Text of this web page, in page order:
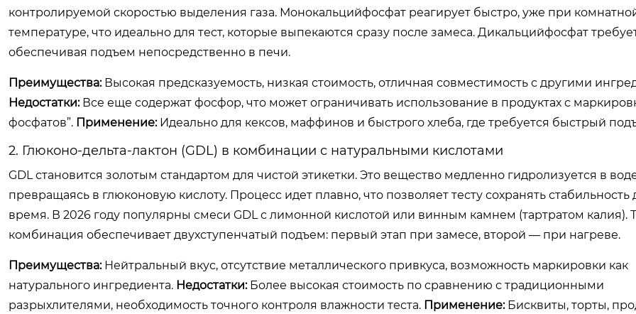
контролируемой скоростью выделения газа. Монокальцийфосфат реагирует быстро, уже при
температуре, что идеально для тест, которые выпекаются сразу после замеса. Дикальцийфосфат
обеспечивая подъем непосредственно в печи.
Преимущества:Высокая предсказуемость, низкая стоимость, отличная совместимость с другими
Недостатки:Все еще содержат фосфор, что может ограничивать использование в продуктах с
фосфатов”. Применение:Идеально для кексов, маффинов и быстрого хлеба, где требуется быстрый
2. Глюконо-дельта-лактон (GDL) в комбинации с натуральными кислотами
GDL становится золотым стандартом для чистой этикетки. Это вещество медленно гидролизуется в
превращаясь в глюконовую кислоту. Процесс идет плавно, что позволяет тесту сохранять стабильность
время. В 2026 году популярны смеси GDL с лимонной кислотой или винным камнем (тартратом калия).
комбинация обеспечивает двухступенчатый подъем: первый этап при замесе, второй — при нагреве.
Преимущества:Нейтральный вкус, отсутствие металлического привкуса, возможность маркировки как
натурального ингредиента. Недостатки:Более высокая стоимость по сравнению с традиционными
разрыхлителями, необходимость точного контроля влажности теста. Применение:Бисквиты, торты,